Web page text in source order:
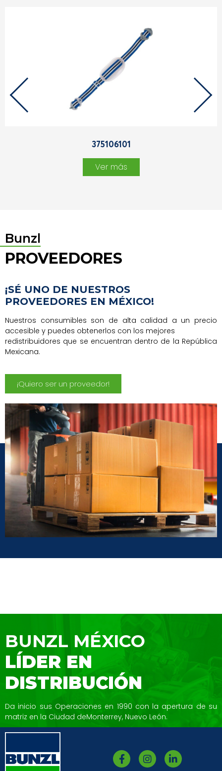
375106101
Ver más
Bunzl
PROVEEDORES
¡SÉ UNO DE NUESTROS
PROVEEDORES EN MÉXICO!
Nuestros consumibles son de alta calidad a un precio
accesible y puedes obtenerlos con los mejores
redistribuidores que se encuentran dentro de la República
Mexicana.
¡Quiero ser un proveedor!
BUNZL MÉXICO
LÍDER EN
DISTRIBUCIÓN
Da inicio sus Operaciones en 1990 con la apertura de su
matriz en la Ciudad deMonterrey, Nuevo León.